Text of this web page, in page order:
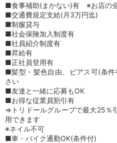
■食事補助(まかない)有 ※お店の
■交通費規定支給(月3万円迄)
■制服貸与
■社会保険加入制度有
■社員紹介制度有
■昇給有
■正社員登用有
■髪型・髪色自由、ピアス可(条
さい
■友達と一緒に応募もOK
■お得な従業員割引有
⇒トリドールグループで最大25％
用できます
※ネイル不可
■車・バイク通勤OK(条件付)